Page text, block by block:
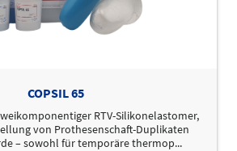
COPSIL 65
RTV-Silikonelastomer,
von Prothesenschaft-Duplikaten
– sowohl für temporäre thermop...